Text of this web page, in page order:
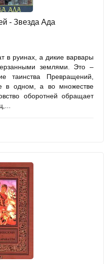
- Звезда Ада
в руинах, а дикие варвары
землями. Это –
таинства Превращений,
в одном, а во множестве
оборотней обращает